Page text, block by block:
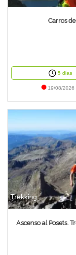
Carros
5 días
19/08/2026
Trekking
Ascenso al Posets.